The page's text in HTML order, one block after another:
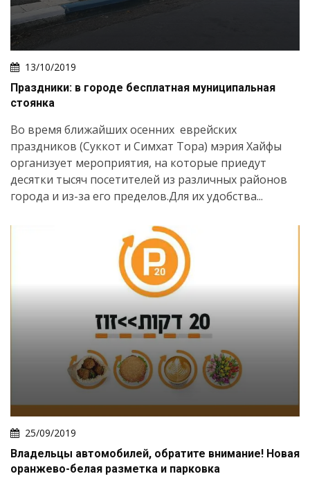
13/10/2019
Праздники: в городе бесплатная муниципальная
стоянка
Во время ближайших осенних еврейских
праздников (Суккот и Симхат Тора) мэрия Хайфы
организует мероприятия, на которые приедут
десятки тысяч посетителей из различных районов
города и из-за его пределов.Для их удобства...
25/09/2019
Владельцы автомобилей, обратите внимание! Новая
оранжево-белая разметка и парковка